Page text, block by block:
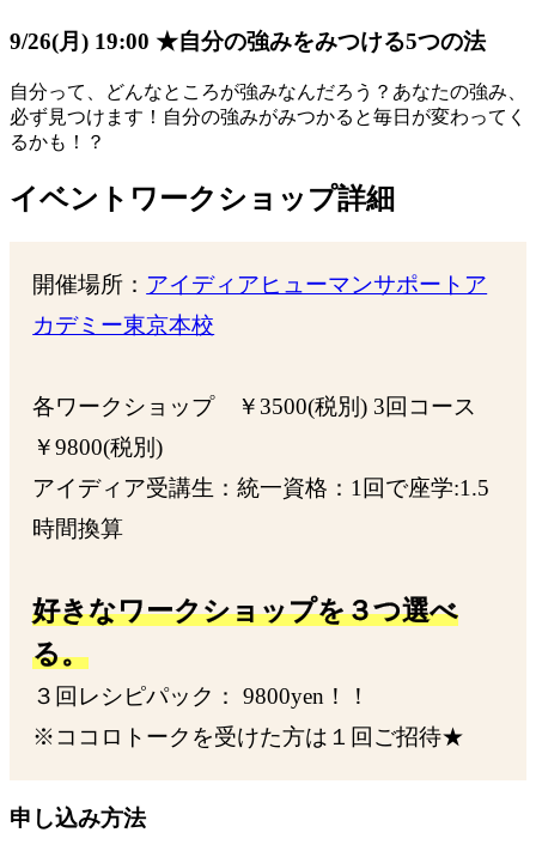
9/26(月) 19:00 ★自分の強みをみつける5つの法
自分って、どんなところが強みなんだろう？あなたの強み、
必ず見つけます！自分の強みがみつかると毎日が変わってく
るかも！？
イベントワークショップ詳細
開催場所： アイディアヒューマンサポートア
カデミー東京本校
各ワークショップ ￥3500(税別) 3回コース
￥9800(税別)
アイディア受講生：統一資格：1回で座学:1.5
時間換算
好きなワークショップを３つ選べ
る。
３回レシピパック： 9800yen！！
※ココロトークを受けた方は１回ご招待★
申し込み方法